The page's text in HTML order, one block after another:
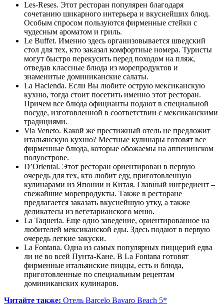
Les-Reses. Этот ресторан популярен благодаря
сочетанию шикарного интерьера и вкуснейших блюд.
Особым спросом пользуются фирменные стейки с
чудесным ароматом и гриль.
Le Buffet. Именно здесь организовывается шведский
стол для тех, кто заказал комфортные номера. Туристы
могут быстро перекусить перед походом на пляж,
отведав классные блюда из морепродуктов и
знаменитые доминиканские салаты.
La Hacienda. Если Вы любите острую мексиканскую
кухню, тогда стоит посетить именно этот ресторан.
Причем все блюда официанты подают в специальной
посуде, изготовленной в соответствии с мексиканскими
традициями.
Via Veneto. Какой же престижный отель не предложит
итальянскую кухню? Местные кулинары готовят все
фирменные блюда, которые обожаемы на аппенинском
полуострове.
D’Oriental. Этот ресторан ориентирован в первую
очередь для тех, кто любит еду, приготовленную
кулинарами из Японии и Китая. Главный ингредиент –
свежайшие морепродукты. Также в ресторане
предлагается заказать вкуснейшую утку, а также
деликатесы из вегетарианского меню.
La Taqueria. Еще одно заведение, ориентированное на
любителей мексиканской еды. Здесь подают в первую
очередь легкие закуски.
La Fontana. Одна из самых популярных пиццерий едва
ли не во всей Пунта-Кане. В La Fontana готовят
фирменные итальянские пиццы, есть и блюда,
приготовленные по специальным рецептам
доминиканских кулинаров.
Читайте также: Отель Barcelo Bavaro Beach 5*